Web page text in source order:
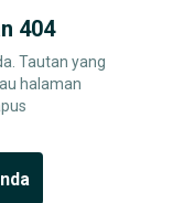
404
Tautan yang
halaman